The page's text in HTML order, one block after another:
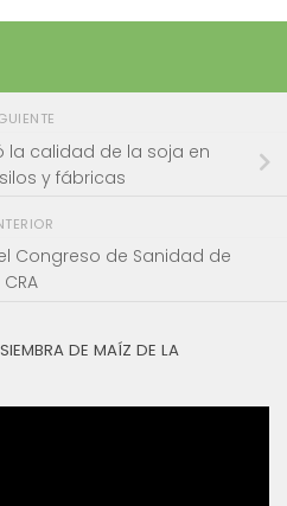
la calidad de la soja en
y fábricas
Congreso de Sanidad de
CRA
DE MAÍZ DE LA